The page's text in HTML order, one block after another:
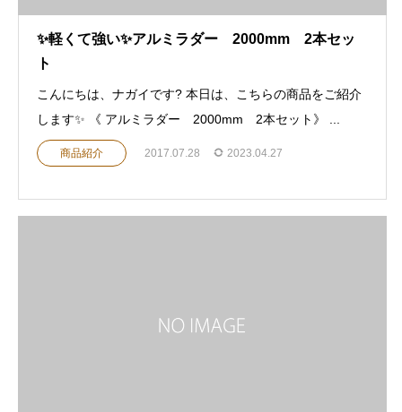
✨軽くて強い✨アルミラダー 2000mm 2本セッ
ト
こんにちは、ナガイです? 本日は、こちらの商品をご紹介
します✨ 《 アルミラダー 2000mm 2本セット》 ...
商品紹介 2017.07.28 2023.04.27